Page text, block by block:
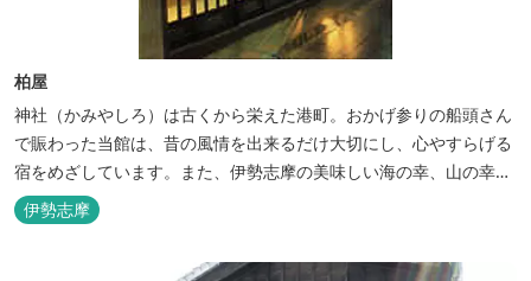
柏屋
神社（かみやしろ）は古くから栄えた港町。おかげ参りの船頭さん
で賑わった当館は、昔の風情を出来るだけ大切にし、心やすらげる
宿をめざしています。また、伊勢志摩の美味しい海の幸、山の幸を
低価格でお楽しみください。
伊勢志摩